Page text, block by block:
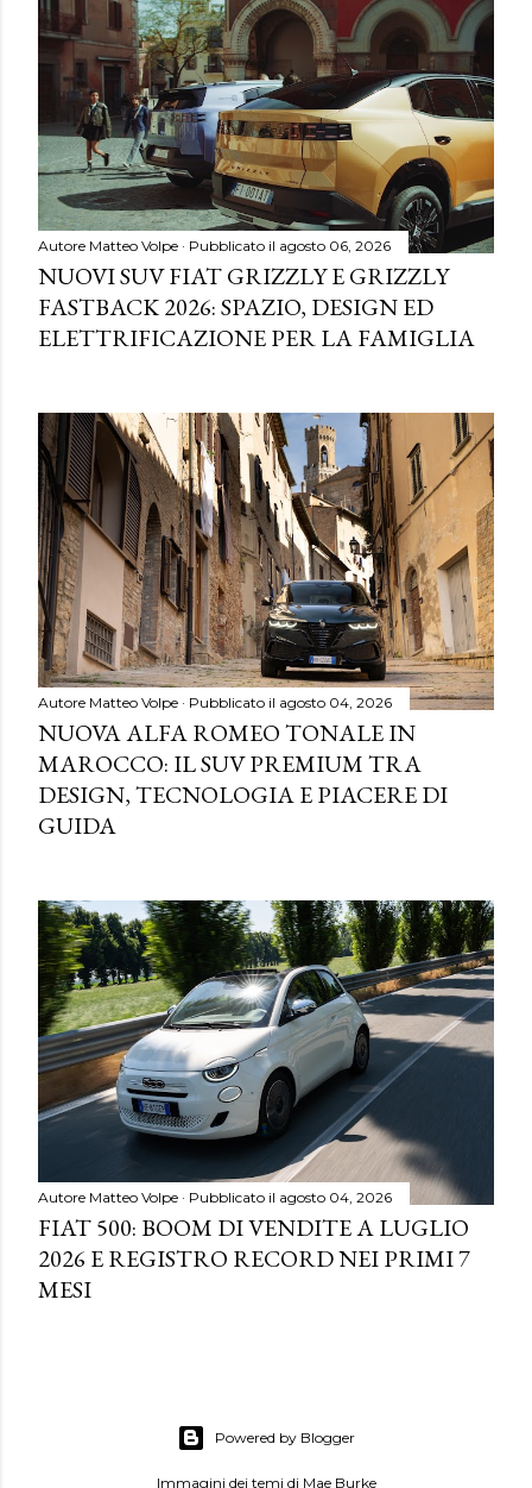
Autore Matteo Volpe Pubblicato il agosto 06, 2026
NUOVI SUV FIAT GRIZZLY E GRIZZLY
FASTBACK 2026: SPAZIO, DESIGN ED
ELETTRIFICAZIONE PER LA FAMIGLIA
Autore Matteo Volpe Pubblicato il agosto 04, 2026
NUOVA ALFA ROMEO TONALE IN
MAROCCO: IL SUV PREMIUM TRA
DESIGN, TECNOLOGIA E PIACERE DI
GUIDA
Autore Matteo Volpe Pubblicato il agosto 04, 2026
FIAT 500: BOOM DI VENDITE A LUGLIO
2026 E REGISTRO RECORD NEI PRIMI 7
MESI
Powered by Blogger
Immagini dei temi di Mae Burke